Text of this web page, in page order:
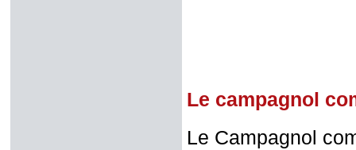
Le campagnol
Le Campagnol